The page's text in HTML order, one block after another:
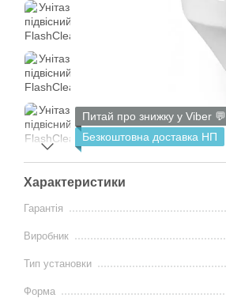
Питай про знижку у Viber 💬
Безкоштовна доставка НП
Характеристики
Гарантія
Виробник
Тип установки
Форма